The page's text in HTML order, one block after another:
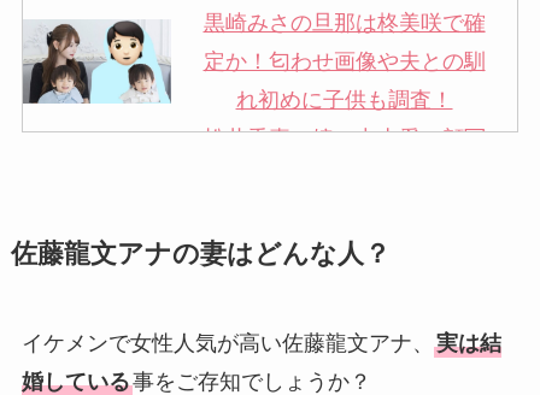
黒崎みさの旦那は柊美咲で確
定か！匂わせ画像や夫との馴
れ初めに子供も調査！
松井秀喜の嫁・中山愛の顔写
申真衣の旦那・工藤けんの現
子供も調査！
竹田恒泰の奥さんの顔写真が
佐藤龍文アナの妻はどんな人？
イケメンで女性人気が高い佐藤龍文アナ、 実は結
婚している事をご存知でしょうか？